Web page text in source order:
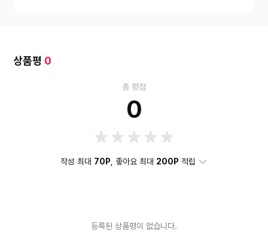
상품평 0
총 평점
0
작성 최대 70P, 좋아요 최대 200P 적립
등록된 상품평이 없습니다.